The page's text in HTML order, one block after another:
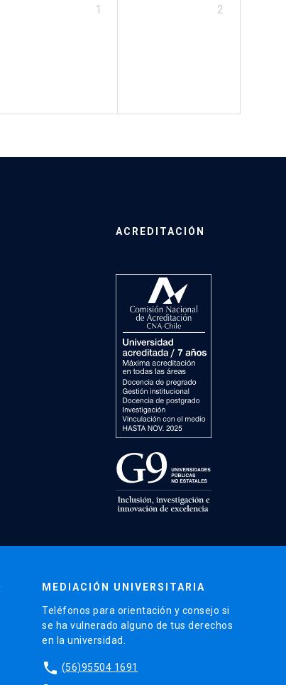
1 2
ACREDITACIÓN
MEDIACIÓN UNIVERSITARIA
Teléfonos para orientación y consejo si
se ha vulnerado alguno de tus derechos
en la universidad.
phone (56)95504 1691